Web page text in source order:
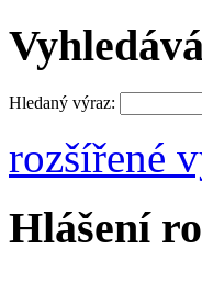
Hledaný výraz:
rozšířené
Hlášení